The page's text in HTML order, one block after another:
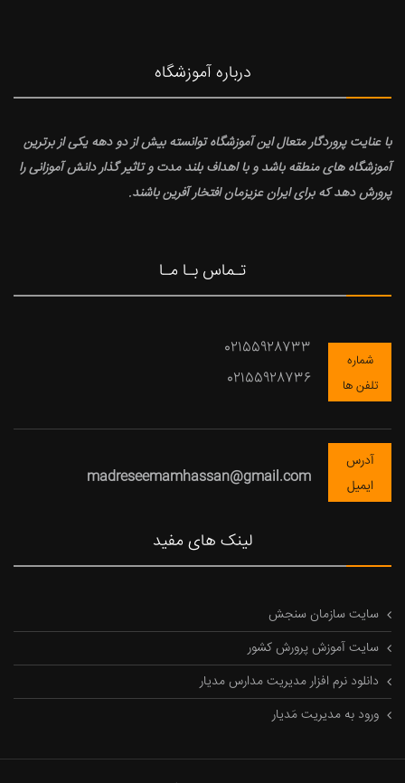
درباره آموزشگاه
با عنایت پروردگار متعال این آموزشگاه توانسته بیش از دو دهه یکی از برترین
آموزشگاه های منطقه باشد و با اهداف بلند مدت و تاثیر گذار دانش آموزانی را
پرورش دهد که برای ایران عزیزمان افتخار آفرین باشند.
تـماس بـا مـا
شماره
تلفن ها
آدرس
ایمیل
madreseemamhassan@gmail.com
لینک های مفید
سایت سازمان سنجش
سایت آموزش پرورش کشور
دانلود نرم افزار مدیریت مدارس مدیار
ورود به مدیریت مَدیار